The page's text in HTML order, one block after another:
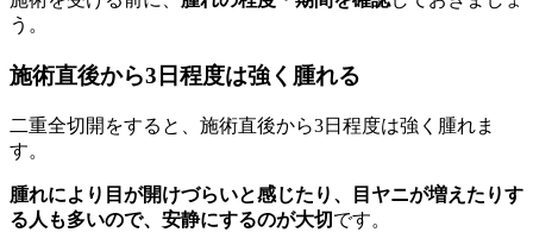
う。
施術直後から3日程度は強く腫れる
二重全切開をすると、施術直後から3日程度は強く腫れま
す。
腫れにより目が開けづらいと感じたり、目ヤニが増えたりす
る人も多いので、安静にするのが大切です。